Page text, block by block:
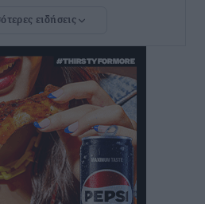
για την H Hotels –
σε μονόδρομο στο
όχημα με μητέρα και
ειδήσεις